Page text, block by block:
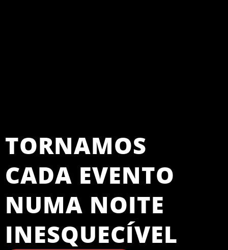
TORNAMOS
CADA EVENTO
NUMA NOITE
INESQUECÍVEL